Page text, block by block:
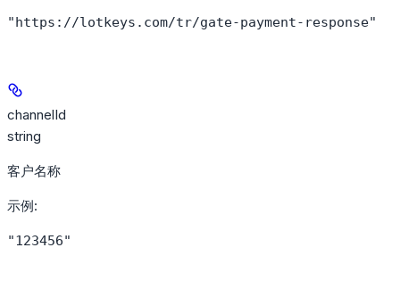
"https://lotkeys.com/tr/gate-payment-response"
channelId
string
客户名称
示例:
"123456"